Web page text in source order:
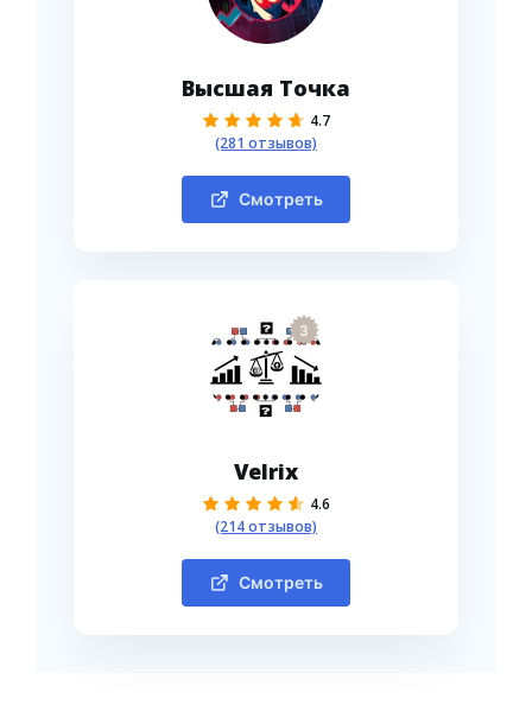
Высшая Точка
4.7
(281 отзывов)
Смотреть
3
Velrix
4.6
(214 отзывов)
Смотреть